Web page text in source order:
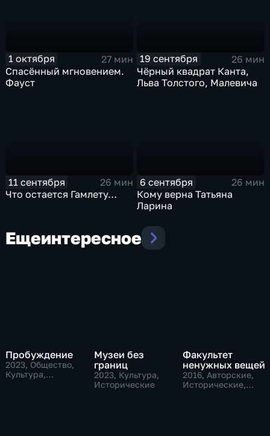
1 октября
27 мин
Спасённый мгновением.
Фауст
19 сентября
26 мин
Чёрный квадрат Канта,
Льва Толстого, Малевича
11 сентября
26 мин
Что остается Гамлету…
6 сентября
26 мин
Кому верна Татьяна
Ларина
Ещеинтересное
Пробуждение
2023, Общество,
Культура,
Музеи без
границ
2023, Культура,
Исторические
Факультет
ненужных вещей
2016, Авторские,
Исторические,